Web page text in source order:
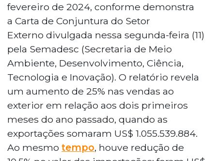
fevereiro de 2024, conforme demonstra
a Carta de Conjuntura do Setor
Externo divulgada nessa segunda-feira (11)
pela Semadesc (Secretaria de Meio
Ambiente, Desenvolvimento, Ciência,
Tecnologia e Inovação). O relatório revela
um aumento de 25% nas vendas ao
exterior em relação aos dois primeiros
meses do ano passado, quando as
exportações somaram US$ 1.055.539.884.
Ao mesmo tempo, houve redução de